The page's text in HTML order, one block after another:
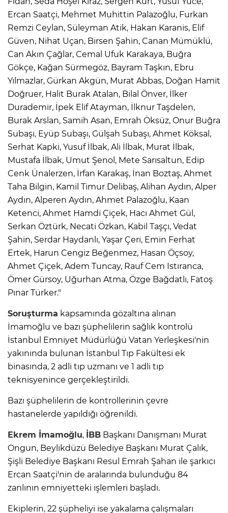
Ercan Saatçi, Mehmet Muhittin Palazoğlu, Furkan
Remzi Ceylan, Süleyman Atik, Hakan Karanis, Elif
Güven, Nihat Uçan, Birsen Şahin, Canan Mümüklü,
Can Akın Çağlar, Cemal Ufuk Karakaya, Buğra
Gökçe, Kağan Sürmegöz, Bayram Taşkın, Ebru
Yılmazlar, Gürkan Akgün, Murat Abbas, Doğan Hamit
Doğruer, Halit Burak Atalan, Bilal Önver, İlker
Durademir, İpek Elif Atayman, İlknur Taşdelen,
Burak Arslan, Samih Asan, Emrah Öksüz, Onur Buğra
Subaşı, Eyüp Subaşı, Gülşah Subaşı, Ahmet Köksal,
Serhat Kapki, Yusuf İlbak, Ali İlbak, Murat İlbak,
Mustafa İlbak, Umut Şenol, Mete Sarısaltun, Edip
Cenk Ünalerzen, İrfan Karakaş, İnan Boztaş, Ahmet
Taha Bilgin, Kamil Timur Delibaş, Alihan Aydın, Alper
Aydın, Alperen Aydın, Ahmet Palazoğlu, Kaan
Ketenci, Ahmet Hamdi Çiçek, Hacı Ahmet Gül,
Serkan Öztürk, Necati Özkan, Kabil Taşçı, Vedat
Şahin, Serdar Haydanlı, Yaşar Çeri, Emin Ferhat
Ertek, Harun Cengiz Beğenmez, Hasan Öçsoy,
Ahmet Çiçek, Adem Tuncay, Rauf Cem Istıranca,
Ömer Gürsoy, Uğurhan Atma, Özge Bağdatlı, Fatoş
Pınar Türker."
Soruşturma kapsamında gözaltına alınan
İmamoğlu ve bazı şüphelilerin sağlık kontrolü
İstanbul Emniyet Müdürlüğü Vatan Yerleşkesi'nin
yakınında bulunan İstanbul Tıp Fakültesi ek
binasında, 2 adli tıp uzmanı ve 1 adli tıp
teknisyenince gerçekleştirildi.
Bazı şüphelilerin de kontrollerinin çevre
hastanelerde yapıldığı öğrenildi.
Ekrem İmamoğlu, İBB Başkanı Danışmanı Murat
Ongun, Beylikdüzü Belediye Başkanı Murat Çalık,
Şişli Belediye Başkanı Resul Emrah Şahan ile şarkıcı
Ercan Saatçi'nin de aralarında bulunduğu 84
zanlının emniyetteki işlemleri başladı.
Ekiplerin, 22 şüpheliyi ise yakalama çalışmaları